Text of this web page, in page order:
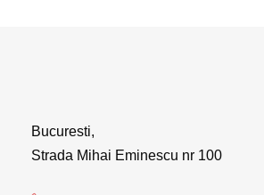
Bucuresti,
Strada Mihai Eminescu nr 100